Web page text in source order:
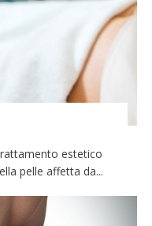
estetico
pelle affetta da...